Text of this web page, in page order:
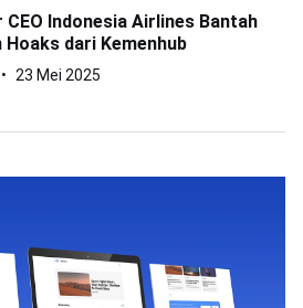
CEO Indonesia Airlines Bantah
Hoaks dari Kemenhub
23 Mei 2025